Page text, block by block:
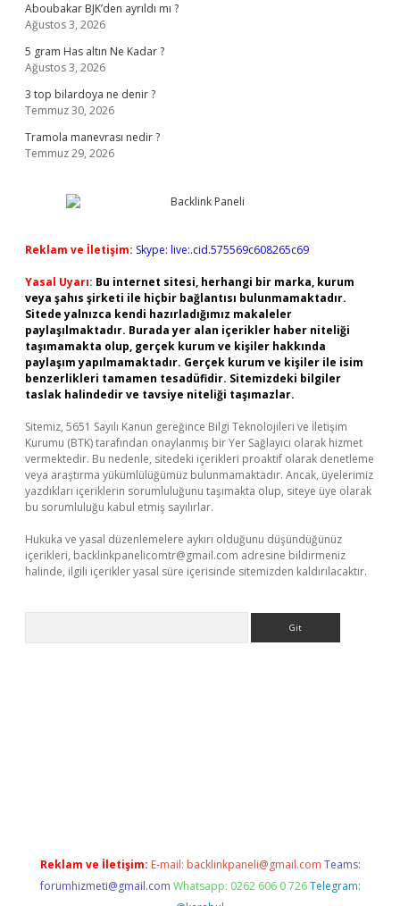
Aboubakar BJK’den ayrıldı mı ?
Ağustos 3, 2026
5 gram Has altın Ne Kadar ?
Ağustos 3, 2026
3 top bilardoya ne denir ?
Temmuz 30, 2026
Tramola manevrası nedir ?
Temmuz 29, 2026
Reklam ve İletişim: Skype: live:.cid.575569c608265c69
Yasal Uyarı: Bu internet sitesi, herhangi bir marka, kurum
veya şahıs şirketi ile hiçbir bağlantısı bulunmamaktadır.
Sitede yalnızca kendi hazırladığımız makaleler
paylaşılmaktadır. Burada yer alan içerikler haber niteliği
taşımamakta olup, gerçek kurum ve kişiler hakkında
paylaşım yapılmamaktadır. Gerçek kurum ve kişiler ile isim
benzerlikleri tamamen tesadüfidir. Sitemizdeki bilgiler
taslak halindedir ve tavsiye niteliği taşımazlar.
Sitemiz, 5651 Sayılı Kanun gereğince Bilgi Teknolojileri ve İletişim
Kurumu (BTK) tarafından onaylanmış bir Yer Sağlayıcı olarak hizmet
vermektedir. Bu nedenle, sitedeki içerikleri proaktif olarak denetleme
veya araştırma yükümlülüğümüz bulunmamaktadır. Ancak, üyelerimiz
yazdıkları içeriklerin sorumluluğunu taşımakta olup, siteye üye olarak
bu sorumluluğu kabul etmiş sayılırlar.
Hukuka ve yasal düzenlemelere aykırı olduğunu düşündüğünüz
içerikleri, backlinkpanelicomtr@gmail.com adresine bildirmeniz
halinde, ilgili içerikler yasal süre içerisinde sitemizden kaldırılacaktır.
Reklam ve İletişim: E-mail: backlinkpaneli@gmail.com Teams:
forumhizmeti@gmail.com Whatsapp: 0262 606 0 726 Telegram: